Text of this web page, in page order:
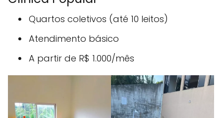
Quartos coletivos (até 10 leitos)
Atendimento básico
A partir de R$ 1.000/mês